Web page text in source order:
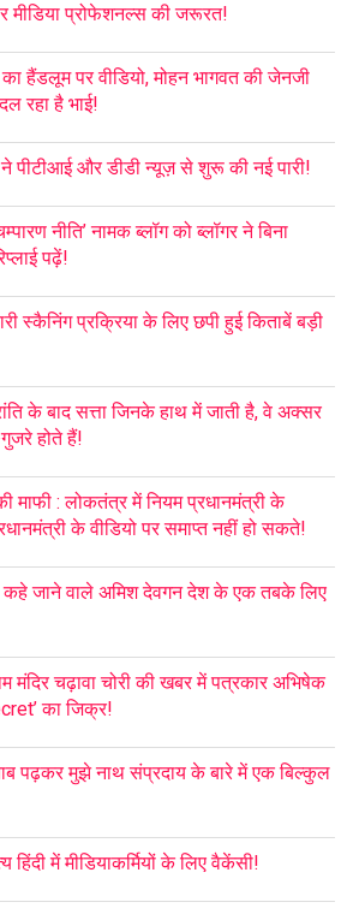
मीडिया प्रोफेशनल्स की जरूरत!
का हैंडलूम पर वीडियो, मोहन भागवत की जेनजी
रहा है भाई!
ने पीटीआई और डीडी न्यूज़ से शुरू की नई पारी!
नीति’ नामक ब्लॉग को ब्लॉगर ने बिना
पढ़ें!
स्कैनिंग प्रक्रिया के लिए छपी हुई किताबें बड़ी
के बाद सत्ता जिनके हाथ में जाती है, वे अक्सर
होते हैं!
माफी : लोकतंत्र में नियम प्रधानमंत्री के
के वीडियो पर समाप्त नहीं हो सकते!
कहे जाने वाले अमिश देवगन देश के एक तबके लिए
मंदिर चढ़ावा चोरी की खबर में पत्रकार अभिषेक
का जिक्र!
पढ़कर मुझे नाथ संप्रदाय के बारे में एक बिल्कुल
में मीडियाकर्मियों के लिए वैकेंसी!